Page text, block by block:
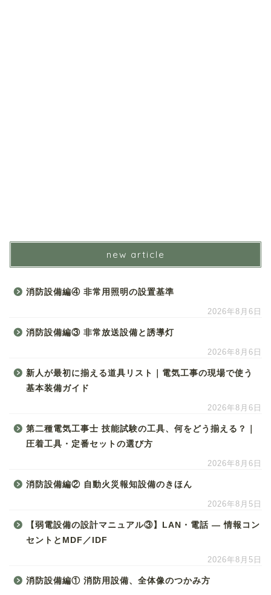
new article
消防設備編④ 非常用照明の設置基準
2026年8月6日
消防設備編③ 非常放送設備と誘導灯
2026年8月6日
新人が最初に揃える道具リスト｜電気工事の現場で使う
基本装備ガイド
2026年8月6日
第二種電気工事士 技能試験の工具、何をどう揃える？｜
圧着工具・定番セットの選び方
2026年8月6日
消防設備編② 自動火災報知設備のきほん
2026年8月5日
【弱電設備の設計マニュアル③】LAN・電話 ― 情報コン
セントとMDF／IDF
2026年8月5日
消防設備編① 消防用設備、全体像のつかみ方